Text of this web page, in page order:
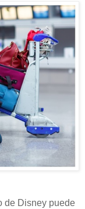
de Disney puede